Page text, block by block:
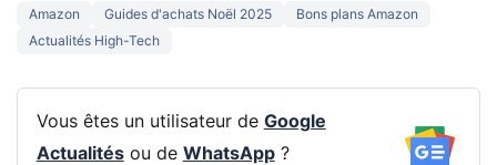
Amazon Guides d'achats Noël 2025
Bons plans Amazon
Actualités High-Tech
Vous êtes un utilisateur de Google
Actualitésou de WhatsApp?